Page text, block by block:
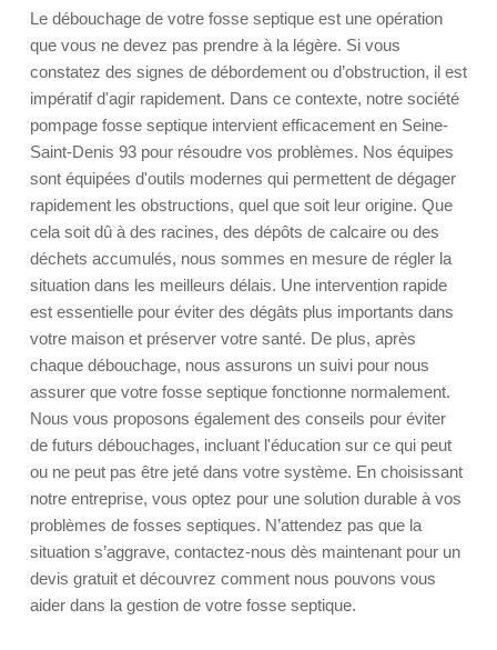
Le débouchage de votre fosse septique est une opération
que vous ne devez pas prendre à la légère. Si vous
constatez des signes de débordement ou d’obstruction, il est
impératif d'agir rapidement. Dans ce contexte, notre société
pompage fosse septique intervient efficacement en Seine-
Saint-Denis 93 pour résoudre vos problèmes. Nos équipes
sont équipées d'outils modernes qui permettent de dégager
rapidement les obstructions, quel que soit leur origine. Que
cela soit dû à des racines, des dépôts de calcaire ou des
déchets accumulés, nous sommes en mesure de régler la
situation dans les meilleurs délais. Une intervention rapide
est essentielle pour éviter des dégâts plus importants dans
votre maison et préserver votre santé. De plus, après
chaque débouchage, nous assurons un suivi pour nous
assurer que votre fosse septique fonctionne normalement.
Nous vous proposons également des conseils pour éviter
de futurs débouchages, incluant l'éducation sur ce qui peut
ou ne peut pas être jeté dans votre système. En choisissant
notre entreprise, vous optez pour une solution durable à vos
problèmes de fosses septiques. N’attendez pas que la
situation s’aggrave, contactez-nous dès maintenant pour un
devis gratuit et découvrez comment nous pouvons vous
aider dans la gestion de votre fosse septique.